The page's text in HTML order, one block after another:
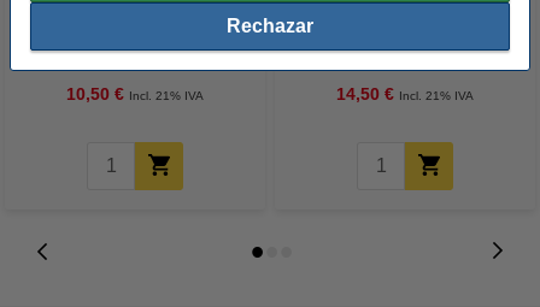
Rechazar
Premium Glossy brillo alto | 10 x
10,50 € Incl. 21% IVA
123tinta Pilas Alcalinas Xtreme
Power AA - LR06 - MN1500 - 24
14,50 € Incl. 21% IVA